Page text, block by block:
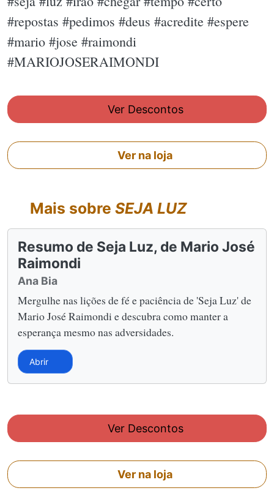
#repostas #pedimos #deus #acredite #espere
#mario #jose #raimondi
#MARIOJOSERAIMONDI
Ver Descontos
Ver na loja
Mais sobre SEJA LUZ
Resumo de Seja Luz, de Mario José
Raimondi
Ana Bia
Mergulhe nas lições de fé e paciência de 'Seja Luz' de
Mario José Raimondi e descubra como manter a
esperança mesmo nas adversidades.
Abrir
Ver Descontos
Ver na loja